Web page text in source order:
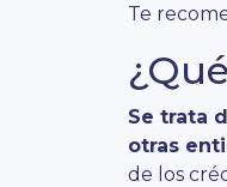
Te
Se trata
otras
de los